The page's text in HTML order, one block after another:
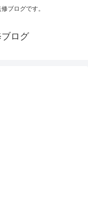
ブログです。
ログ